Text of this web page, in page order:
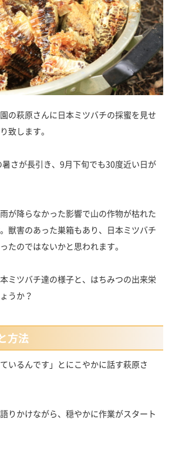
の萩原さんに日本ミツバチの採蜜を見せ
致します。
さが長引き、9月下旬でも30度近い日が
が降らなかった影響で山の作物が枯れた
獣害のあった巣箱もあり、日本ミツバチ
たのではないかと思われます。
ミツバチ達の様子と、はちみつの出来栄
うか？
方法
いるんです」とにこやかに話す萩原さ
りかけながら、穏やかに作業がスタート